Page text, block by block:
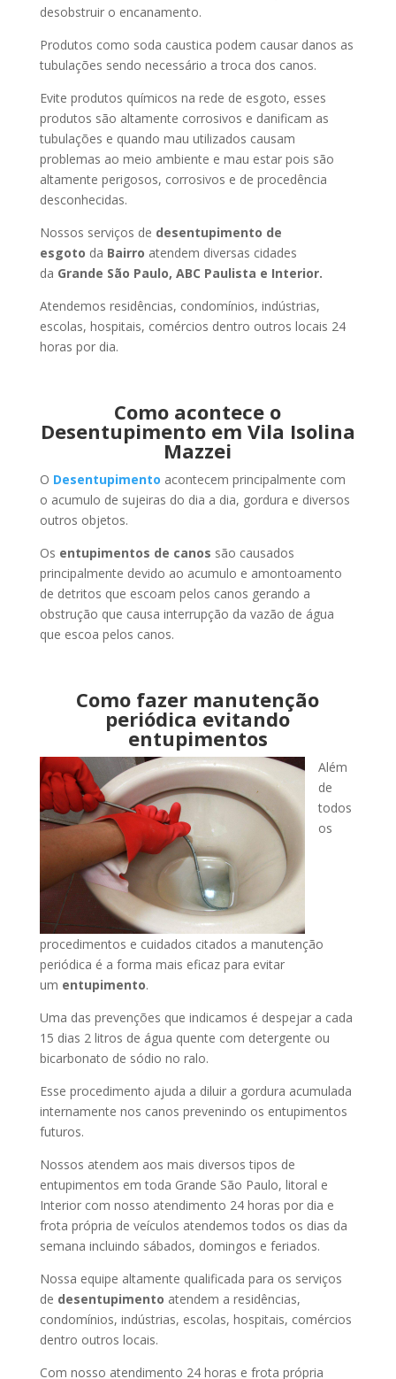
desobstruir o encanamento.
Produtos como soda caustica podem causar danos as
tubulações sendo necessário a troca dos canos.
Evite produtos químicos na rede de esgoto, esses
produtos são altamente corrosivos e danificam as
tubulações e quando mau utilizados causam
problemas ao meio ambiente e mau estar pois são
altamente perigosos, corrosivos e de procedência
desconhecidas.
Nossos serviços de desentupimento de
esgoto da Bairro atendem diversas cidades
da Grande São Paulo, ABC Paulista e Interior.
Atendemos residências, condomínios, indústrias,
escolas, hospitais, comércios dentro outros locais 24
horas por dia.
Como acontece o
Desentupimento em Vila Isolina
Mazzei
O Desentupimento acontecem principalmente com
o acumulo de sujeiras do dia a dia, gordura e diversos
outros objetos.
Os entupimentos de canos são causados
principalmente devido ao acumulo e amontoamento
de detritos que escoam pelos canos gerando a
obstrução que causa interrupção da vazão de água
que escoa pelos canos.
Como fazer manutenção
periódica evitando
entupimentos
Além
de
todos
os
procedimentos e cuidados citados a manutenção
periódica é a forma mais eficaz para evitar
um entupimento.
Uma das prevenções que indicamos é despejar a cada
15 dias 2 litros de água quente com detergente ou
bicarbonato de sódio no ralo.
Esse procedimento ajuda a diluir a gordura acumulada
internamente nos canos prevenindo os entupimentos
futuros.
Nossos atendem aos mais diversos tipos de
entupimentos em toda Grande São Paulo, litoral e
Interior com nosso atendimento 24 horas por dia e
frota própria de veículos atendemos todos os dias da
semana incluindo sábados, domingos e feriados.
Nossa equipe altamente qualificada para os serviços
de desentupimento atendem a residências,
condomínios, indústrias, escolas, hospitais, comércios
dentro outros locais.
Com nosso atendimento 24 horas e frota própria